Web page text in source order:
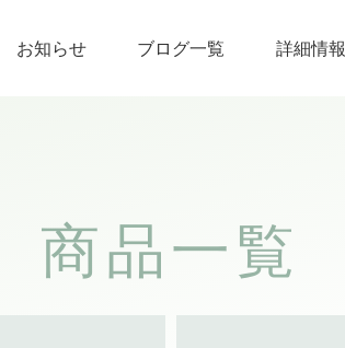
お知らせ ブログ一覧 詳細情報
商品一覧